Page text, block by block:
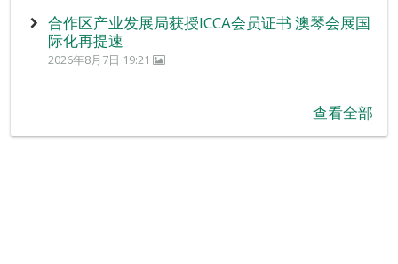
合作区产业发展局获授ICCA会员证书 澳琴会展国
际化再提速
2026年8月7日 19:21
查看全部